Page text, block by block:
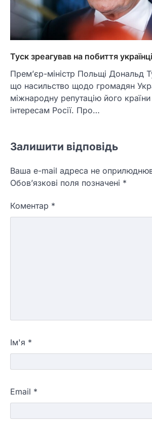
Туск зреагував на побиття
Прем’єр-міністр Польщі Дональд
що насильство щодо громадян
міжнародну репутацію його країни
інтересам Росії. Про…
Залишити відповідь
Ваша e-mail адреса не
Обов’язкові поля позначені *
Коментар *
Ім'я *
Email *